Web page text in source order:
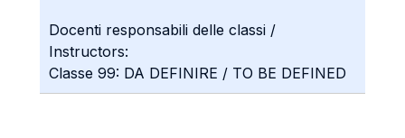
Docenti responsabili delle classi /
Instructors:
Classe 99: DA DEFINIRE / TO BE DEFINED